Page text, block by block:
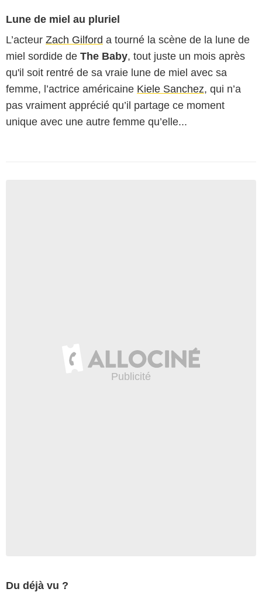
Lune de miel au pluriel
L’acteur Zach Gilford a tourné la scène de la lune de
miel sordide de The Baby, tout juste un mois après
qu'il soit rentré de sa vraie lune de miel avec sa
femme, l’actrice américaine Kiele Sanchez, qui n’a
pas vraiment apprécié qu’il partage ce moment
unique avec une autre femme qu’elle...
Du déjà vu ?